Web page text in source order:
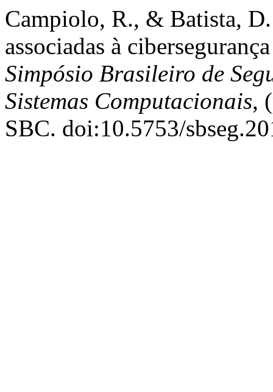
Campiolo, R., & Batista,
associadas à
Simpósio Brasileiro de
Sistemas Computacionais,
SBC. doi:10.5753/